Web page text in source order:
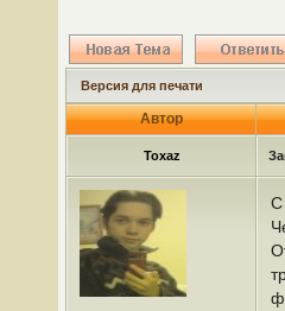
Версия для печати
Автор
Toxaz
С